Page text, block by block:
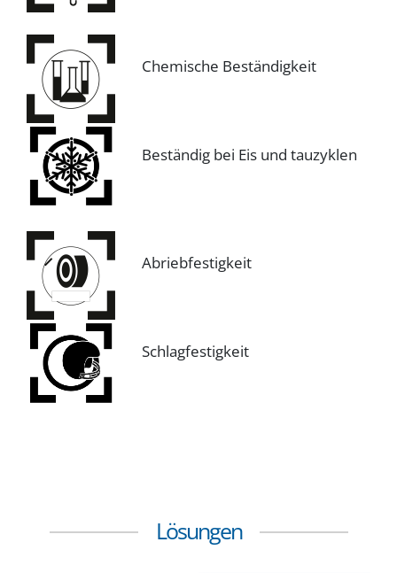
Chemische Beständigkeit
Beständig bei Eis und tauzyklen
Abriebfestigkeit
Schlagfestigkeit
Lösungen